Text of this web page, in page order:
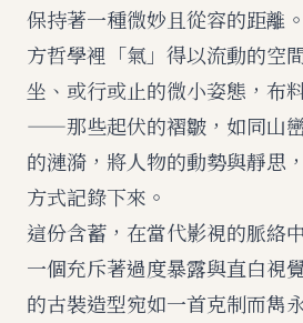
保持著一種微妙且從容的距離
方哲學裡「氣」得以流動的空
坐、或行或止的微小姿態，布
——那些起伏的褶皺，如同山
的漣漪，將人物的動勢與靜思
方式記錄下來。
這份含蓄，在當代影視的脈絡
一個充斥著過度暴露與直白視
的古裝造型宛如一首克制而雋